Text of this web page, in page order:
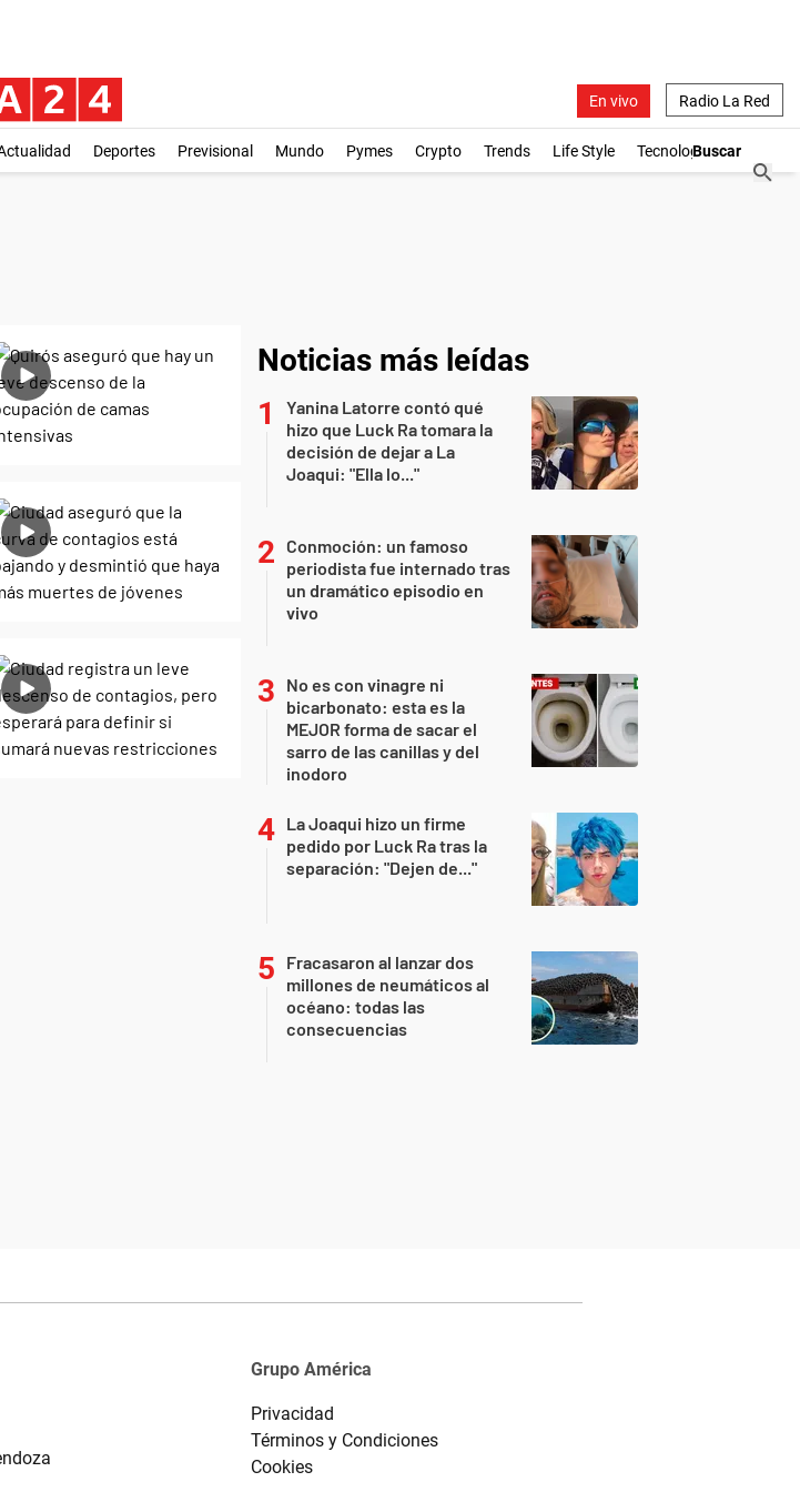
En vivo Radio La Red
Deportes Previsional Mundo Pymes Crypto Trends Life Style Tecnología
Noticias más leídas
Yanina Latorre contó qué
hizo que Luck Ra tomara la
decisión de dejar a La
Joaqui: "Ella lo..."
Conmoción: un famoso
periodista fue internado tras
un dramático episodio en
vivo
No es con vinagre ni
bicarbonato: esta es la
MEJOR forma de sacar el
sarro de las canillas y del
inodoro
La Joaqui hizo un firme
pedido por Luck Ra tras la
separación: "Dejen de..."
Fracasaron al lanzar dos
millones de neumáticos al
océano: todas las
consecuencias
Grupo América
Privacidad
Términos y Condiciones
Cookies